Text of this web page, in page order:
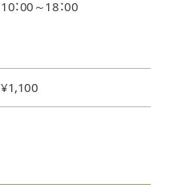
10：00～18：00
¥1,100